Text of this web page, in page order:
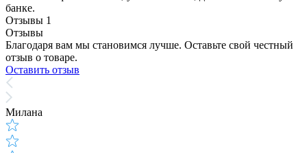
банке.
Отзывы 1
Отзывы
Благодаря вам мы становимся лучше. Оставьте свой честный
отзыв о товаре.
Оставить отзыв
Милана